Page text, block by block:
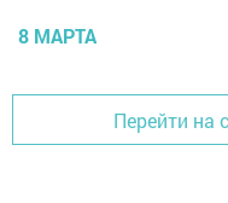
8 МАРТА
Перейти на